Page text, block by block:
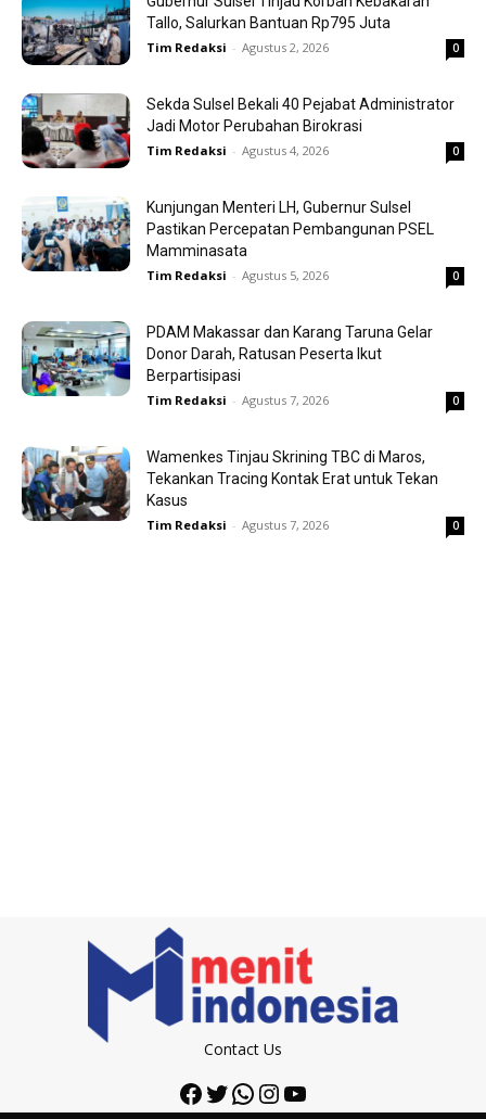
Tallo, Salurkan Bantuan Rp795 Juta
Tim Redaksi - Agustus 2, 2026 0
Sekda Sulsel Bekali 40 Pejabat Administrator
Jadi Motor Perubahan Birokrasi
Tim Redaksi - Agustus 4, 2026 0
Kunjungan Menteri LH, Gubernur Sulsel
Pastikan Percepatan Pembangunan PSEL
Mamminasata
Tim Redaksi - Agustus 5, 2026 0
PDAM Makassar dan Karang Taruna Gelar
Donor Darah, Ratusan Peserta Ikut
Berpartisipasi
Tim Redaksi - Agustus 7, 2026 0
Wamenkes Tinjau Skrining TBC di Maros,
Tekankan Tracing Kontak Erat untuk Tekan
Kasus
Tim Redaksi - Agustus 7, 2026 0
Contact Us
Facebook
Twitter
WhatsApp
Instagram
YouTube